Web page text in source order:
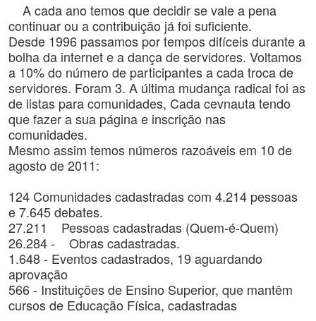
A cada ano temos que decidir se vale a pena
continuar ou a contribuição já foi suficiente.
Desde 1996 passamos por tempos difíceis durante a
bolha da internet e a dança de servidores. Voltamos
a 10% do número de participantes a cada troca de
servidores. Foram 3. A última mudança radical foi as
de listas para comunidades, Cada cevnauta tendo
que fazer a sua página e inscrição nas
comunidades.
Mesmo assim temos números razoáveis em 10 de
agosto de 2011:
124 Comunidades cadastradas com 4.214 pessoas
e 7.645 debates.
27.211 Pessoas cadastradas (Quem-é-Quem)
26.284 - Obras cadastradas.
1.648 - Eventos cadastrados, 19 aguardando
aprovação
566 - Instituições de Ensino Superior, que mantêm
cursos de Educação Física, cadastradas